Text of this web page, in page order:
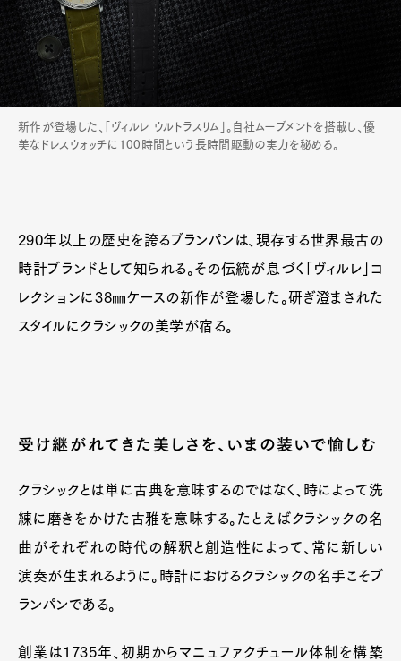
新作が登場した、「ヴィルレ ウルトラスリム」。自社ムーブメントを搭載し、優
美なドレスウォッチに100時間という長時間駆動の実力を秘める。
290年以上の歴史を誇るブランパンは、現存する世界最古の
時計ブランドとして知られる。その伝統が息づく「ヴィルレ」コ
レクションに38㎜ケースの新作が登場した。研ぎ澄まされた
スタイルにクラシックの美学が宿る。
受け継がれてきた美しさを、いまの装いで愉しむ
クラシックとは単に古典を意味するのではなく、時によって洗
練に磨きをかけた古雅を意味する。たとえばクラシックの名
曲がそれぞれの時代の解釈と創造性によって、常に新しい
演奏が生まれるように。時計におけるクラシックの名手こそブ
ランパンである。
創業は1735年、初期からマニュファクチュール体制を構築